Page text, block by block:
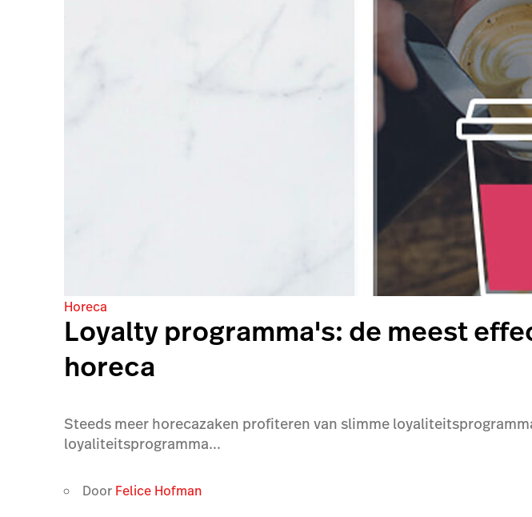
Horeca
Loyalty programma's: de meest
horeca
Steeds meer horecazaken profiteren van slimme
loyaliteitsprogramma...
Door Felice Hofman